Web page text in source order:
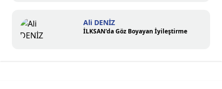
Ali DENİZ
İLKSAN’da Göz Boyayan İyileştirme